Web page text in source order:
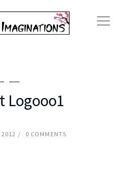
Logooo1
2012 0 COMMENTS